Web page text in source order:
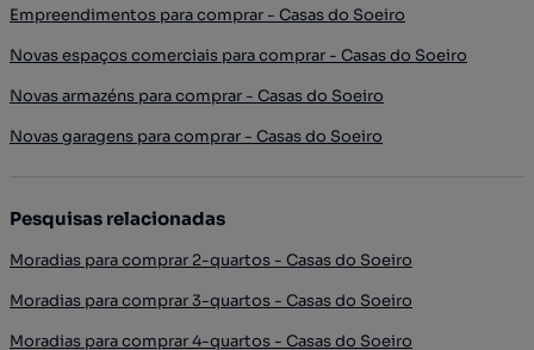
Empreendimentos para comprar - Casas do Soeiro
Novas espaços comerciais para comprar - Casas do Soeiro
Novas armazéns para comprar - Casas do Soeiro
Novas garagens para comprar - Casas do Soeiro
Pesquisas relacionadas
Moradias para comprar 2-quartos - Casas do Soeiro
Moradias para comprar 3-quartos - Casas do Soeiro
Moradias para comprar 4-quartos - Casas do Soeiro